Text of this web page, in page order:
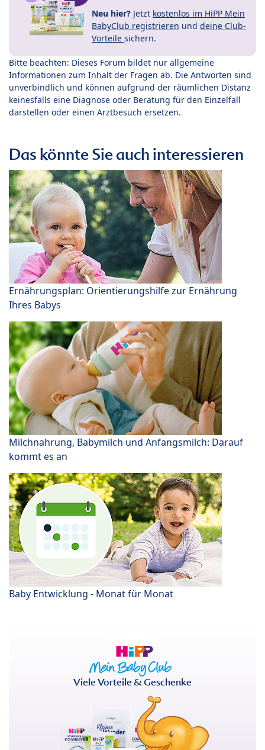
Neu hier? Jetzt kostenlos im HiPP Mein
BabyClub registrieren und deine Club-
Vorteile sichern.
Bitte beachten: Dieses Forum bildet nur allgemeine
Informationen zum Inhalt der Fragen ab. Die Antworten sind
unverbindlich und können aufgrund der räumlichen Distanz
keinesfalls eine Diagnose oder Beratung für den Einzelfall
darstellen oder einen Arztbesuch ersetzen.
Das könnte Sie auch interessieren
Ernährungsplan: Orientierungshilfe zur Ernährung
Ihres Babys
Milchnahrung, Babymilch und Anfangsmilch: Darauf
kommt es an
Baby Entwicklung - Monat für Monat
Viele Vorteile & Geschenke